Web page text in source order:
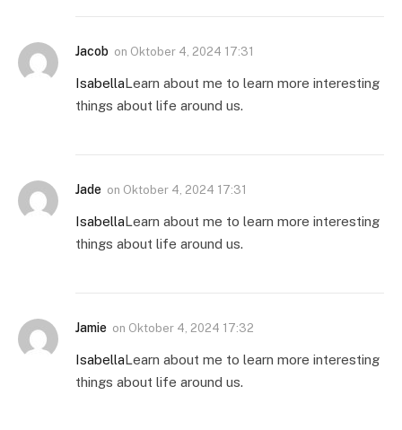
Jacob on Oktober 4, 2024 17:31
IsabellaLearn about me to learn more interesting
things about life around us.
Jade on Oktober 4, 2024 17:31
IsabellaLearn about me to learn more interesting
things about life around us.
Jamie on Oktober 4, 2024 17:32
IsabellaLearn about me to learn more interesting
things about life around us.